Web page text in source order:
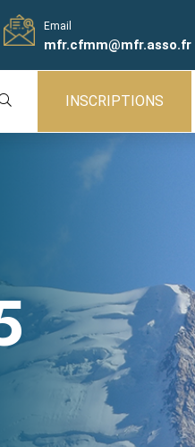
Email
mfr.cfmm@mfr.asso.fr
INSCRIPTIONS